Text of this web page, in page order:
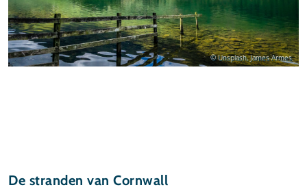
© Unsplash, James Armes
De stranden van Cornwall